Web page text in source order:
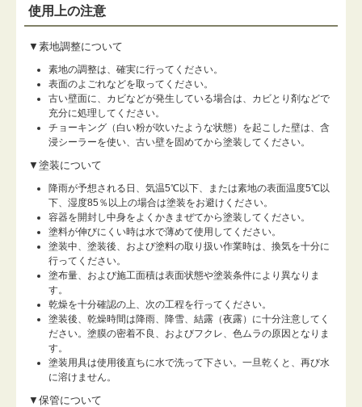
使用上の注意
▼素地調整について
素地の調整は、確実に行ってください。
表面のよごれなどを取ってください。
古い壁面に、カビなどが発生している場合は、カビとり剤などで
充分に処理してください。
チョーキング（白い粉が吹いたような状態）を起こした壁は、含
浸シーラーを使い、古い壁を固めてから塗装してください。
▼塗装について
降雨が予想される日、気温5℃以下、または素地の表面温度5℃以
下、湿度85％以上の場合は塗装をお避けください。
容器を開封し中身をよくかきまぜてから塗装してください。
塗料が伸びにくい時は水で薄めて使用してください。
塗装中、塗装後、および塗料の取り扱い作業時は、換気を十分に
行ってください。
塗布量、および施工面積は表面状態や塗装条件により異なりま
す。
乾燥を十分確認の上、次の工程を行ってください。
塗装後、乾燥時間は降雨、降雪、結露（夜露）に十分注意してく
ださい。塗膜の密着不良、およびフクレ、色ムラの原因となりま
す。
塗装用具は使用後直ちに水で洗って下さい。一旦乾くと、再び水
に溶けません。
▼保管について